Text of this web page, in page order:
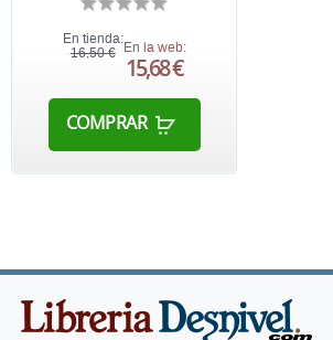
En tienda:
16,50 € En la web:
15,68 €
COMPRAR